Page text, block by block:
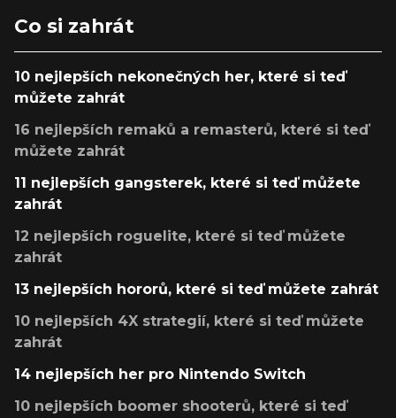
Co si zahrát
10 nejlepších nekonečných her, které si teď
můžete zahrát
16 nejlepších remaků a remasterů, které si teď
můžete zahrát
11 nejlepších gangsterek, které si teď můžete
zahrát
12 nejlepších roguelite, které si teď můžete
zahrát
13 nejlepších hororů, které si teď můžete zahrát
10 nejlepších 4X strategií, které si teď můžete
zahrát
14 nejlepších her pro Nintendo Switch
10 nejlepších boomer shooterů, které si teď